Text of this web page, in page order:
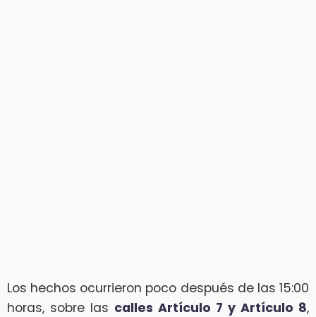
Los hechos ocurrieron poco después de las 15:00
horas, sobre las calles Artículo 7 y Artículo 8,